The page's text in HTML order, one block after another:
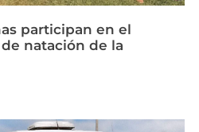
participan en el
natación de la